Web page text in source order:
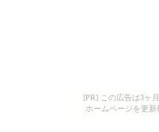
[PR] この広告は3ヶ
ホームページを更